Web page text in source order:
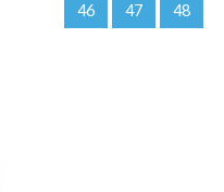
46 47 48